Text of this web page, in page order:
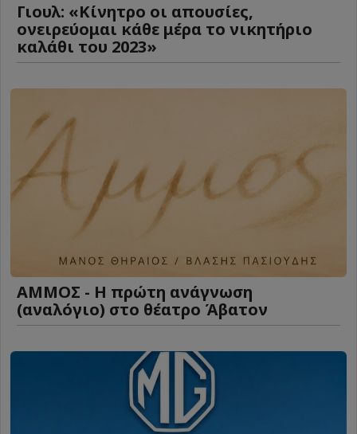
Γιουλ: «Κίνητρο οι απουσίες,
ονειρεύομαι κάθε μέρα το νικητήριο
καλάθι του 2023»
ΑΜΜΟΣ - Η πρώτη ανάγνωση
(αναλόγιο) στο θέατρο Άβατον